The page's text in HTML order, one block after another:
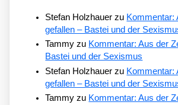
Stefan Holzhauer zu Kommentar:
gefallen – Bastei und der
Tammy zu Kommentar: Aus der
Bastei und der Sexismus
Stefan Holzhauer zu Kommentar:
gefallen – Bastei und der
Tammy zu Kommentar: Aus der